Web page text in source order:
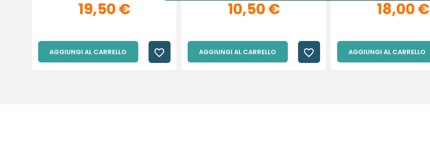
19,50 €
AGGIUNGI AL CARRELLO favorite_border
10,50 €
AGGIUNGI AL CARRELLO favorite_border
18,00 €
AGGIUNGI AL CARRELLO